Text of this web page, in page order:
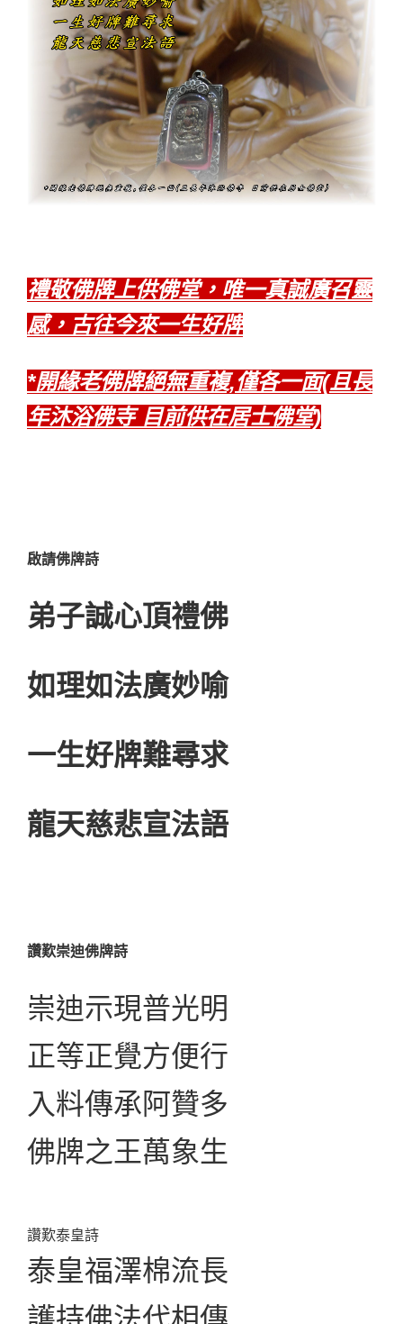
禮敬佛牌上供佛堂，唯一真誠廣召靈
感，古往今來一生好牌
*開緣老佛牌絕無重複,僅各一面(且長
年沐浴佛寺 目前供在居士佛堂)
啟請佛牌詩
弟子誠心頂禮佛
如理如法廣妙喻
一生好牌難尋求
龍天慈悲宣法語
讚歎崇迪佛牌詩
崇迪示現普光明
正等正覺方便行
入料傳承阿贊多
佛牌之王萬象生
讚歎泰皇詩
泰皇福澤棉流長